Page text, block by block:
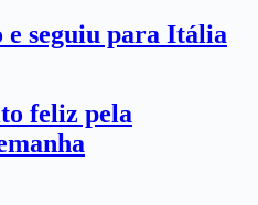
seguiu para Itália
feliz pela